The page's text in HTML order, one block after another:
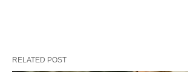
RELATED POST